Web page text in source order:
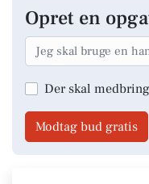
Opret en
Der skal
Modtag bud gratis